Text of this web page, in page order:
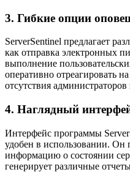
3. Гибкие опции
ServerSentinel предлагает
как отправка электронных
выполнение
оперативно отреагировать
отсутствия администраторов
4. Наглядный
Интерфейс программы
удобен в использовании. Он
информацию о состоянии
генерирует различные